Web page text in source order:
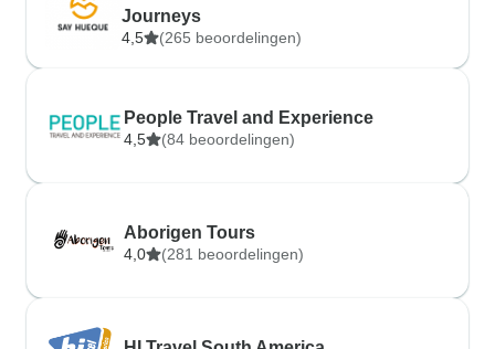
Journeys
4,5 (265 beoordelingen)
People Travel and Experience
4,5 (84 beoordelingen)
Aborigen Tours
4,0 (281 beoordelingen)